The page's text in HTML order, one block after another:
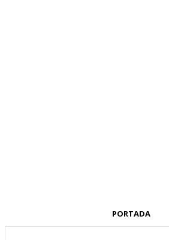
PORTADA